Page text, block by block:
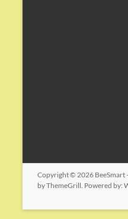
Copyright © 2026
by ThemeGrill. Powered by: